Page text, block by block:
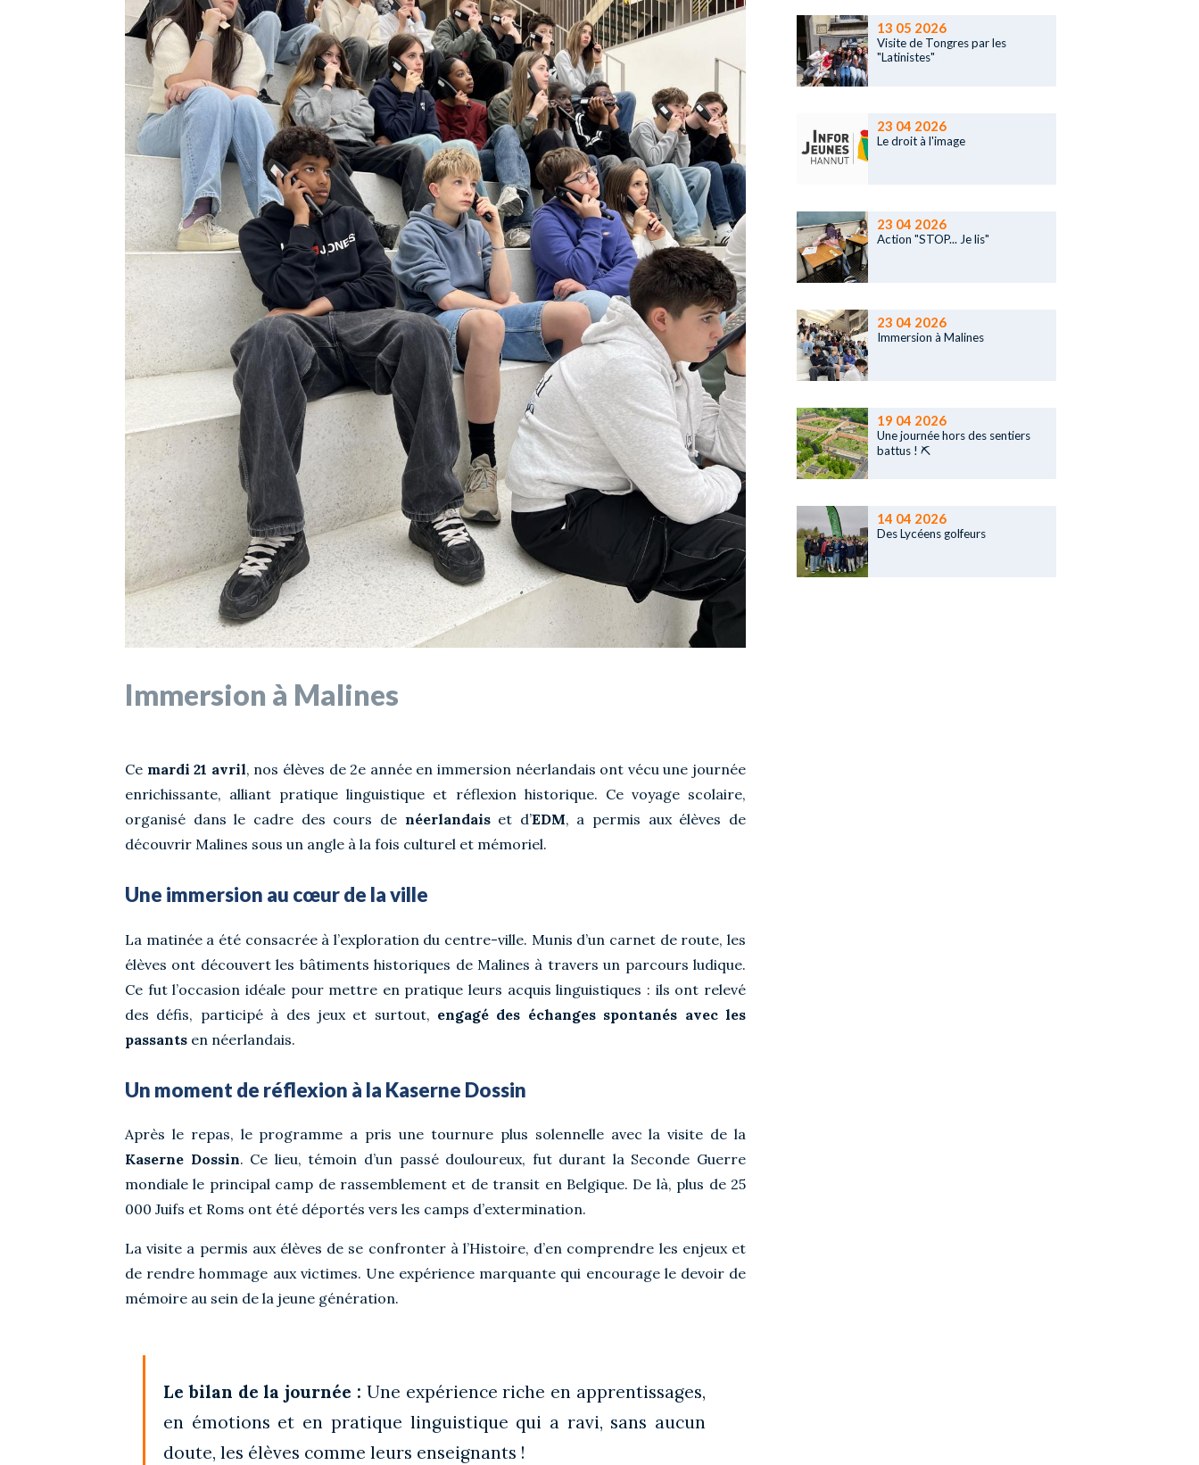
Immersion à Malines
Ce mardi 21 avril, nos élèves de 2e année en immersion néerlandais ont vécu une journée
enrichissante, alliant pratique linguistique et réflexion historique. Ce voyage scolaire,
organisé dans le cadre des cours de néerlandaiset d’EDM, a permis aux élèves de
découvrir Malines sous un angle à la fois culturel et mémoriel.
Une immersion au cœur de la ville
La matinée a été consacrée à l’exploration du centre-ville. Munis d’un carnet de route, les
élèves ont découvert les bâtiments historiques de Malines à travers un parcours ludique.
Ce fut l’occasion idéale pour mettre en pratique leurs acquis linguistiques : ils ont relevé
des défis, participé à des jeux et surtout, engagé des échanges spontanés avec les
passants en néerlandais.
Un moment de réflexion à la Kaserne Dossin
Après le repas, le programme a pris une tournure plus solennelle avec la visite de la
Kaserne Dossin. Ce lieu, témoin d’un passé douloureux, fut durant la Seconde Guerre
mondiale le principal camp de rassemblement et de transit en Belgique. De là, plus de 25
000 Juifs et Roms ont été déportés vers les camps d’extermination.
La visite a permis aux élèves de se confronter à l’Histoire, d’en comprendre les enjeux et
de rendre hommage aux victimes. Une expérience marquante qui encourage le devoir de
mémoire au sein de la jeune génération.
Le bilan de la journée : Une expérience riche en apprentissages,
en émotions et en pratique linguistique qui a ravi, sans aucun
doute, les élèves comme leurs enseignants !
13 05 2026
Visite de Tongres par les
"Latinistes"
23 04 2026
Le droit à l'image
23 04 2026
Action "STOP... Je lis"
23 04 2026
Immersion à Malines
19 04 2026
Une journée hors des sentiers
battus ! ⛏️
14 04 2026
Des Lycéens golfeurs